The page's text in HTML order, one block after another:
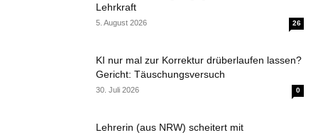
Lehrkraft
5. August 2026 26
KI nur mal zur Korrektur drüberlaufen lassen?
Gericht: Täuschungsversuch
30. Juli 2026 0
Lehrerin (aus NRW) scheitert mit